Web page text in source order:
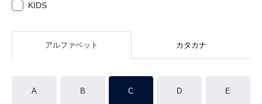
KIDS
アルファベット カタカナ
A B C D E